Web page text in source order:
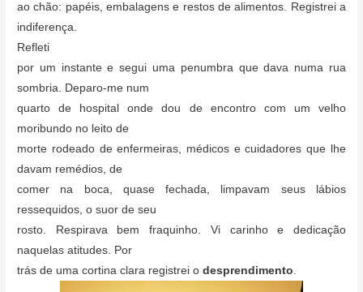
ao chão: papéis, embalagens e restos de alimentos. Registrei a
indiferença.
Refleti
por um instante e segui uma penumbra que dava numa rua
sombria. Deparo-me num
quarto de hospital onde dou de encontro com um velho
moribundo no leito de
morte rodeado de enfermeiras, médicos e cuidadores que lhe
davam remédios, de
comer na boca, quase fechada, limpavam seus lábios
ressequidos, o suor de seu
rosto. Respirava bem fraquinho. Vi carinho e dedicação
naquelas atitudes. Por
trás de uma cortina clara registrei odesprendimento.